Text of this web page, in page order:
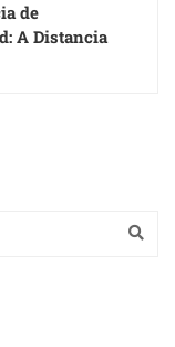
de
A Distancia